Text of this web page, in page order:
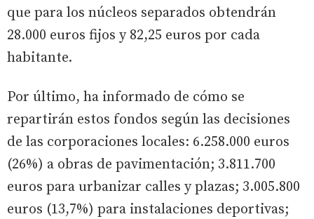
que para los núcleos separados obtendrán
28.000 euros fijos y 82,25 euros por cada
habitante.
Por último, ha informado de cómo se
repartirán estos fondos según las decisiones
de las corporaciones locales: 6.258.000 euros
(26%) a obras de pavimentación; 3.811.700
euros para urbanizar calles y plazas; 3.005.800
euros (13,7%) para instalaciones deportivas;